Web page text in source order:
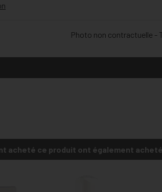
Photo non contractuelle -
acheté ce produit ont également